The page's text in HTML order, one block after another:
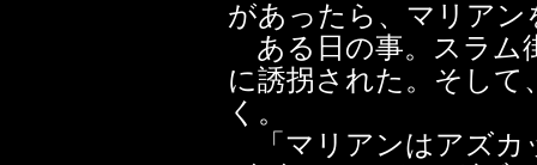
があったら、マリア
ある日の事。スラム
に誘拐された。そして
く。
「マリアンはアズカ